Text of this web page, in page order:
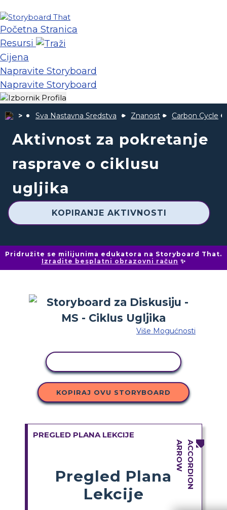
Početna Stranica
Resursi
Cijena
Napravite Storyboard
Napravite Storyboard
Sva Nastavna Sredstva Znanost Carbon Cycle
Aktivnost za pokretanje
rasprave o ciklusu
ugljika
KOPIRANJE AKTIVNOSTI
Pridružite se milijunima edukatora na Storyboard That.
Izradite besplatni obrazovni račun ✨
Više Mogućnosti
KOPIRAJ OVU STORYBOARD
PREGLED PLANA LEKCIJE
Pregled Plana
Lekcije